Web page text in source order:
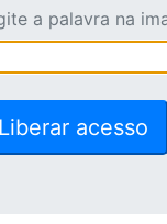
a palavra na